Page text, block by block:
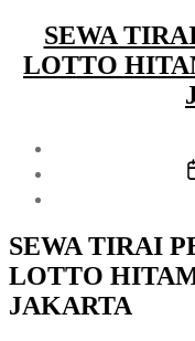
SEWA
LOTTO
SEWA TIRAI
LOTTO
JAKARTA